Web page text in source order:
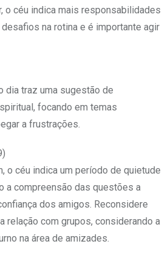
o céu indica mais responsabilidades
desafios na rotina e é importante agir
dia traz uma sugestão de
focando em temas
a frustrações.
o céu indica um período de quietude
a compreensão das questões a
dos amigos. Reconsidere
relação com grupos, considerando a
na área de amizades.